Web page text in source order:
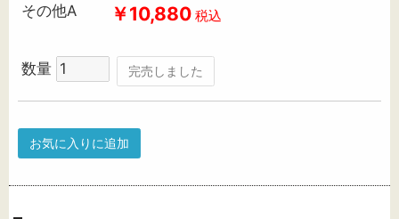
その他A ￥10,880 税込
数量 完売しました
お気に入りに追加